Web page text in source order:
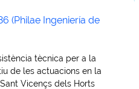
(Philae Ingeniería de
tècnica per a la
de les actuacions en la
Vicençs dels Horts